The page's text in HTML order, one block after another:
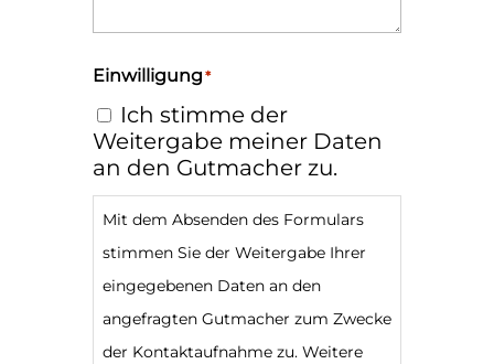
Einwilligung*
Ich stimme der
Weitergabe meiner Daten
an den Gutmacher zu.
Mit dem Absenden des Formulars
stimmen Sie der Weitergabe Ihrer
eingegebenen Daten an den
angefragten Gutmacher zum Zwecke
der Kontaktaufnahme zu. Weitere